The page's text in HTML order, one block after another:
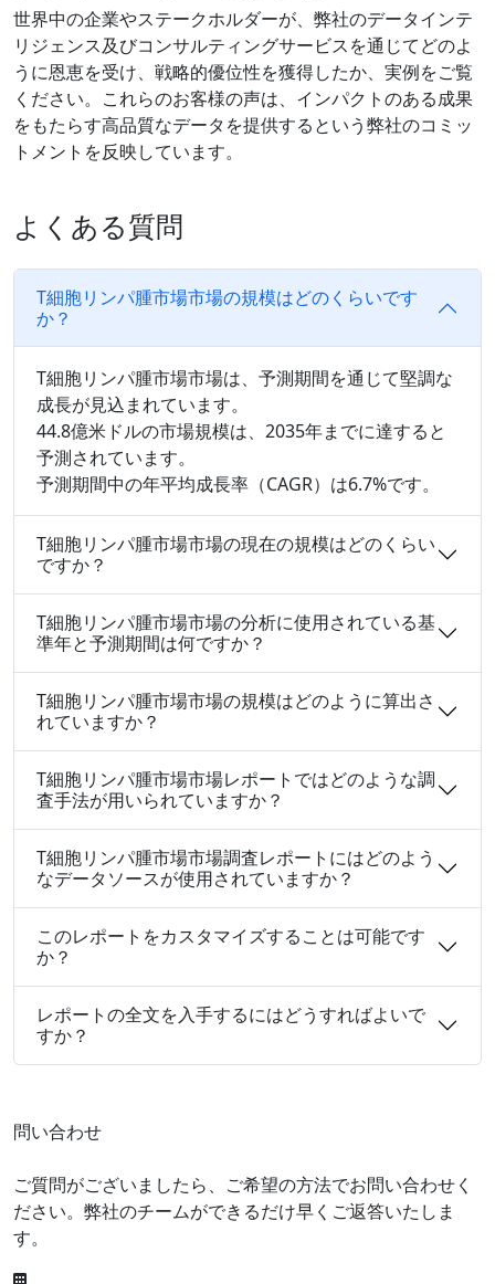
世界中の企業やステークホルダーが、弊社のデータインテ
リジェンス及びコンサルティングサービスを通じてどのよ
うに恩恵を受け、戦略的優位性を獲得したか、実例をご覧
ください。これらのお客様の声は、インパクトのある成果
をもたらす高品質なデータを提供するという弊社のコミッ
トメントを反映しています。
よくある質問
T細胞リンパ腫市場市場の規模はどのくらいです
か？
T細胞リンパ腫市場市場は、予測期間を通じて堅調な
成長が見込まれています。
44.8億米ドルの市場規模は、2035年までに達すると
予測されています。
予測期間中の年平均成長率（CAGR）は6.7%です。
T細胞リンパ腫市場市場の現在の規模はどのくらい
ですか？
T細胞リンパ腫市場市場の分析に使用されている基
準年と予測期間は何ですか？
T細胞リンパ腫市場市場の規模はどのように算出さ
れていますか？
T細胞リンパ腫市場市場レポートではどのような調
査手法が用いられていますか？
T細胞リンパ腫市場市場調査レポートにはどのよう
なデータソースが使用されていますか？
このレポートをカスタマイズすることは可能です
か？
レポートの全文を入手するにはどうすればよいで
すか？
問い合わせ
ご質問がございましたら、ご希望の方法でお問い合わせく
ださい。弊社のチームができるだけ早くご返答いたしま
す。